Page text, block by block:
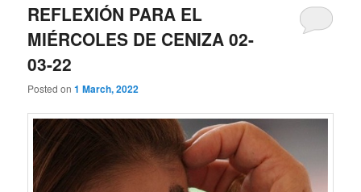
REFLEXIÓN PARA EL
MIÉRCOLES DE CENIZA 02-
03-22
Posted on1 March, 2022